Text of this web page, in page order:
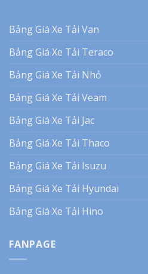
Bảng Giá Xe Tải Van
Bảng Giá Xe Tải Teraco
Bảng Giá Xe Tải Nhỏ
Bảng Giá Xe Tải Veam
Bảng Giá Xe Tải Jac
Bảng Giá Xe Tải Thaco
Bảng Giá Xe Tải Isuzu
Bảng Giá Xe Tải Hyundai
Bảng Giá Xe Tải Hino
FANPAGE